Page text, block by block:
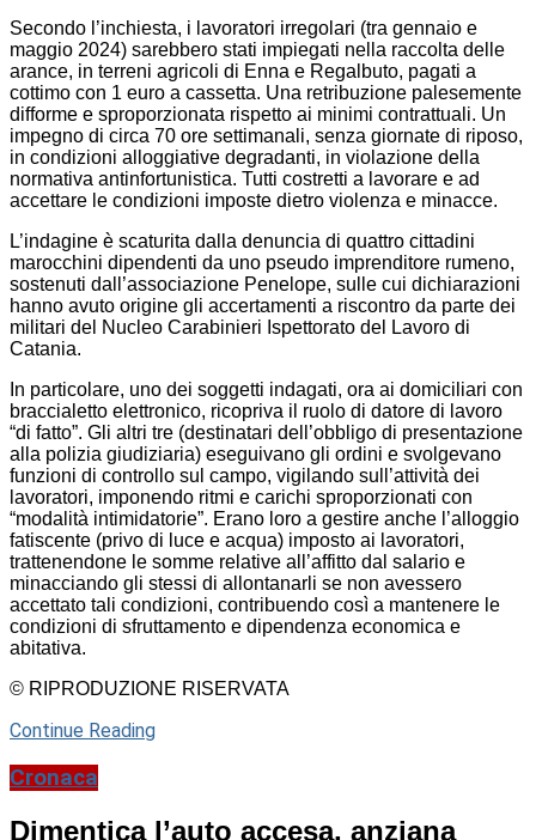
Secondo l’inchiesta, i lavoratori irregolari (tra gennaio e
maggio 2024) sarebbero stati impiegati nella raccolta delle
arance, in terreni agricoli di Enna e Regalbuto, pagati a
cottimo con 1 euro a cassetta. Una retribuzione palesemente
difforme e sproporzionata rispetto ai minimi contrattuali. Un
impegno di circa 70 ore settimanali, senza giornate di riposo,
in condizioni alloggiative degradanti, in violazione della
normativa antinfortunistica. Tutti costretti a lavorare e ad
accettare le condizioni imposte dietro violenza e minacce.
L’indagine è scaturita dalla denuncia di quattro cittadini
marocchini dipendenti da uno pseudo imprenditore rumeno,
sostenuti dall’associazione Penelope, sulle cui dichiarazioni
hanno avuto origine gli accertamenti a riscontro da parte dei
militari del Nucleo Carabinieri Ispettorato del Lavoro di
Catania.
In particolare, uno dei soggetti indagati, ora ai domiciliari con
braccialetto elettronico, ricopriva il ruolo di datore di lavoro
“di fatto”. Gli altri tre (destinatari dell’obbligo di presentazione
alla polizia giudiziaria) eseguivano gli ordini e svolgevano
funzioni di controllo sul campo, vigilando sull’attività dei
lavoratori, imponendo ritmi e carichi sproporzionati con
“modalità intimidatorie”. Erano loro a gestire anche l’alloggio
fatiscente (privo di luce e acqua) imposto ai lavoratori,
trattenendone le somme relative all’affitto dal salario e
minacciando gli stessi di allontanarli se non avessero
accettato tali condizioni, contribuendo così a mantenere le
condizioni di sfruttamento e dipendenza economica e
abitativa.
© RIPRODUZIONE RISERVATA
Continue Reading
Cronaca
Dimentica l’auto accesa, anziana